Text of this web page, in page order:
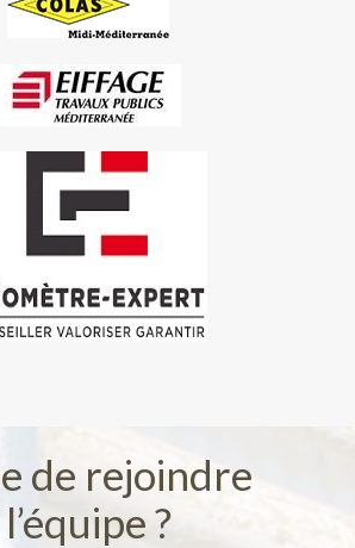
de rejoindre
l’équipe ?